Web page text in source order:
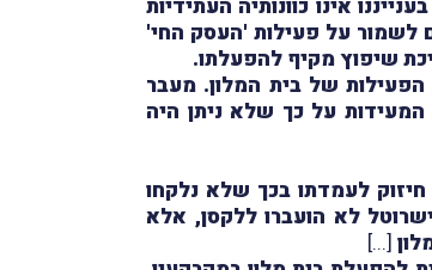
אינו כוונותיה העתידיות
לשמור על פעילות 'העסק החי'
שיפוץ מקיף להפעלתו.
של בית המלון. מעבר
1.11.2015, מצא המנהל שורה של ראיות המעידות על כך שלא ניתן היה
לעמדתו בכך שלא נלקחו
לא הועברו ללקסן, אלא
[...]